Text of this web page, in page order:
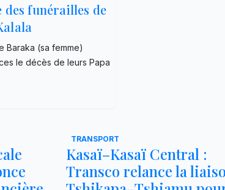
funérailles de
Baraka (sa femme)
le décès de leurs Papa
TRANSPORT
Kasaï–Kasaï Central :
Transco relance la